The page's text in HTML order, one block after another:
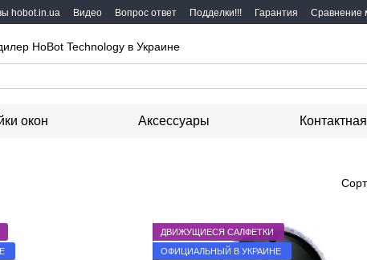
hobot.in.ua Видео Вопрос ответ Подделки!!! Гарантия Сравнение
HoBot Technology в Украине
окон Аксессуары
ДВИЖУЩИЕСЯ САЛФЕТКИ
ОФИЦИАЛЬНЫЙ В УКРАИНЕ